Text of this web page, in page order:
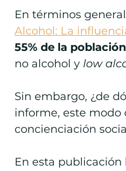
En términos
Alcohol: La
55% de la
no alcohol y low
Sin embargo, ¿de
informe, este modo
concienciación
En esta